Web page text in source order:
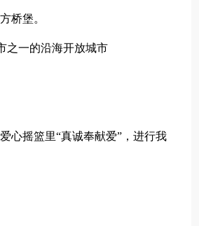
桥堡。
之一的沿海开放城市
心摇篮里“真诚奉献爱”，进行我